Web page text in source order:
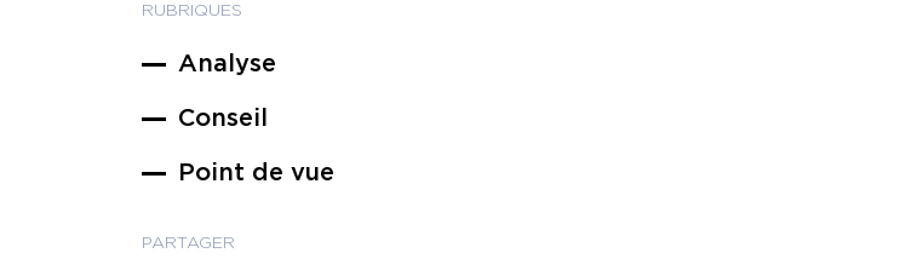
RUBRIQUES
Analyse
Conseil
Point de vue
PARTAGER